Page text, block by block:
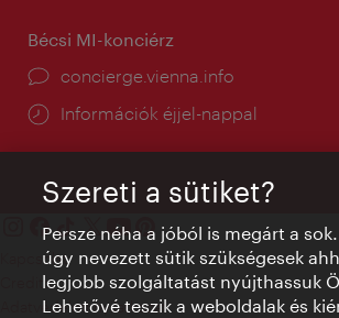
Bécsi MI-konciérz
concierge.vienna.info
Információk éjjel-nappal
Kapcsolat
Credits
Adatvédelmi nyilatkozat
Szereti a sütiket?
Persze néha a jóból is megárt a
úgy nevezett sütik szükségesek
legjobb szolgáltatást nyújthassuk
Lehetővé teszik a weboldalak és